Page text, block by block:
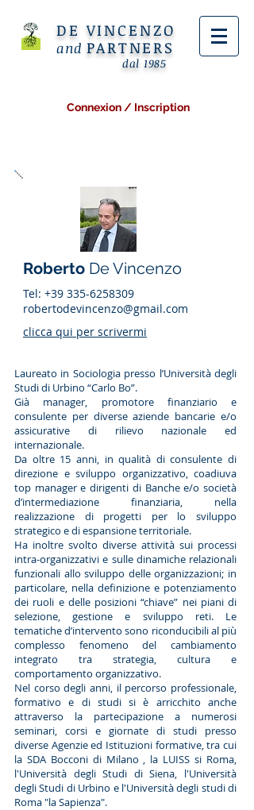
DE VINCENZO
and PARTNERS
dal 1985
Connexion / Inscription
Roberto De Vincenzo
Tel: +39 335-6258309
robertodevincenzo@gmail.com
clicca qui per scrivermi
Laureato in Sociologia presso l’Università degli
Studi di Urbino “Carlo Bo”.
Già manager, promotore finanziario e
consulente per diverse aziende bancarie e/o
assicurative di rilievo nazionale ed
internazionale.
Da oltre 15 anni, in qualità di consulente di
direzione e sviluppo organizzativo, coadiuva
top manager e dirigenti di Banche e/o società
d’intermediazione finanziaria, nella
realizzazione di progetti per lo sviluppo
strategico e di espansione territoriale.
Ha inoltre svolto diverse attività sui processi
intra-organizzativi e sulle dinamiche relazionali
funzionali allo sviluppo delle organizzazioni; in
particolare, nella definizione e potenziamento
dei ruoli e delle posizioni “chiave” nei piani di
selezione, gestione e sviluppo reti. Le
tematiche d’intervento sono riconducibili al più
complesso fenomeno del cambiamento
integrato tra strategia, cultura e
comportamento organizzativo.
Nel corso degli anni, il percorso professionale,
formativo e di studi si è arricchito anche
attraverso la partecipazione a numerosi
seminari, corsi e giornate di studi presso
diverse Agenzie ed Istituzioni formative, tra cui
la SDA Bocconi di Milano , la LUISS si Roma,
l'Università degli Studi di Siena, l'Università
degli Studi di Urbino e l'Università degli studi di
Roma "la Sapienza".